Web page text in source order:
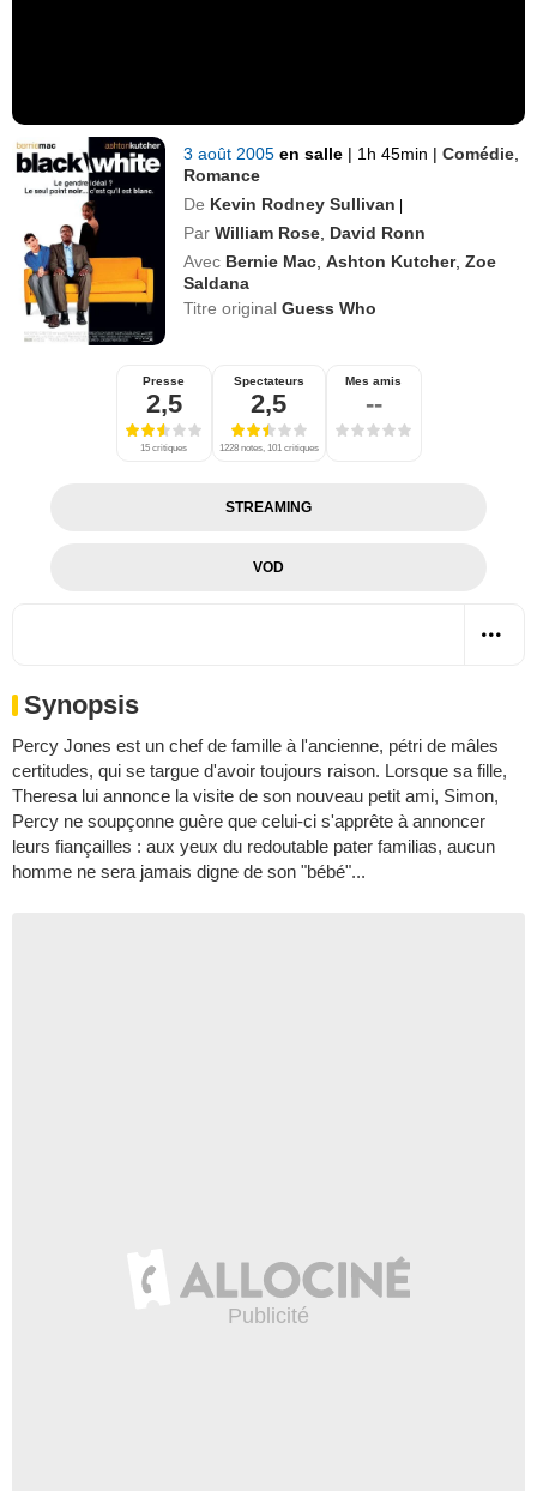
3 août 2005en salle | 1h 45min | Comédie
Romance
De Kevin Rodney Sullivan |
Par William Rose David Ronn
Avec Bernie Mac ,Ashton Kutcher,Zoe
Saldana
Titre originalGuess Who
Presse
2,5
15 critiques
Spectateurs
2,5
1228 notes, 101 critiques
Mes amis
--
STREAMING
VOD
Synopsis
Percy Jones est un chef de famille à l'ancienne, pétri de mâles
certitudes, qui se targue d'avoir toujours raison. Lorsque sa fille,
Theresa lui annonce la visite de son nouveau petit ami, Simon,
Percy ne soupçonne guère que celui-ci s'apprête à annoncer
leurs fiançailles : aux yeux du redoutable pater familias, aucun
homme ne sera jamais digne de son "bébé"...